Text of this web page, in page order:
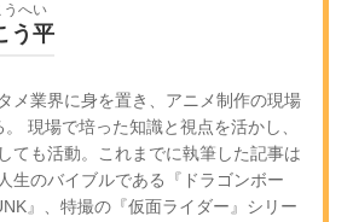
うへい
う平
メ業界に身を置き、アニメ制作の現場
現場で培った知識と視点を活かし、
ても活動。これまでに執筆した記事は
生のバイブルである『ドラゴンボー
』、特撮の『仮面ライダー』シリー